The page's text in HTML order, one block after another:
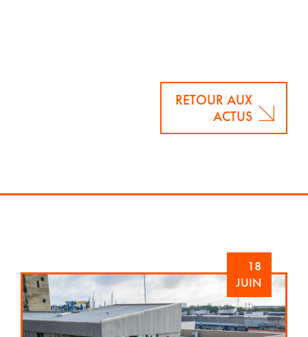
RETOUR AUX
ACTUS
18
JUIN